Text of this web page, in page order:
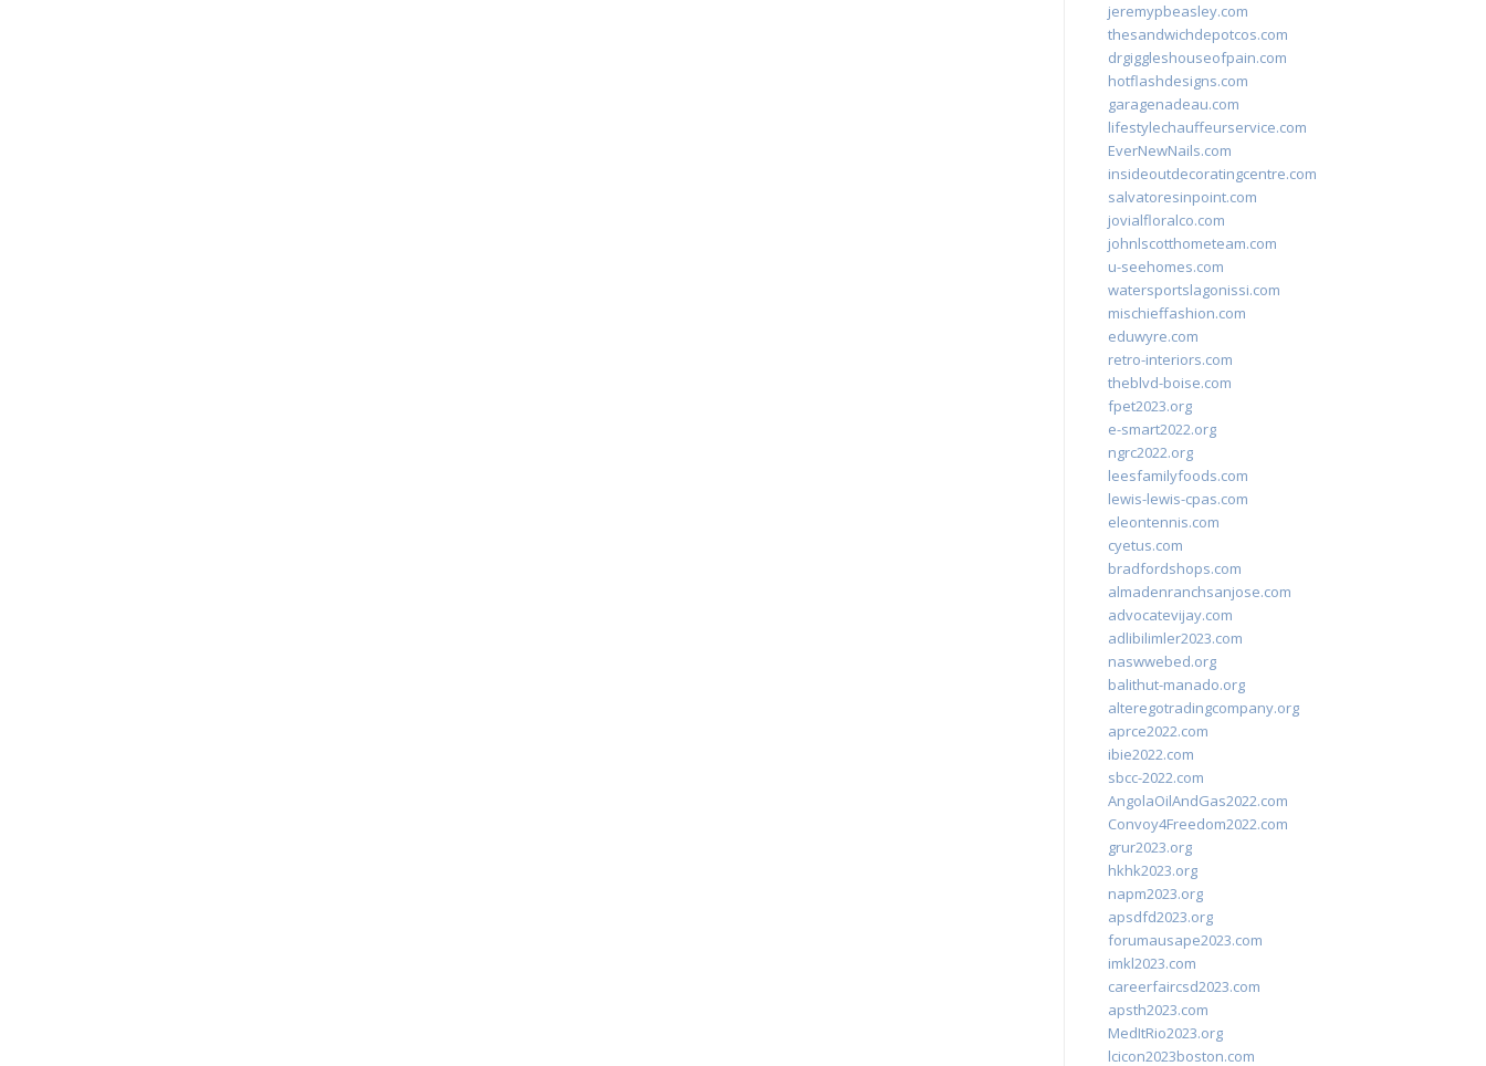
jeremypbeasley.com
thesandwichdepotcos.com
drgiggleshouseofpain.com
hotflashdesigns.com
garagenadeau.com
lifestylechauffeurservice.com
EverNewNails.com
insideoutdecoratingcentre.com
salvatoresinpoint.com
jovialfloralco.com
johnlscotthometeam.com
u-seehomes.com
watersportslagonissi.com
mischieffashion.com
eduwyre.com
retro-interiors.com
theblvd-boise.com
fpet2023.org
e-smart2022.org
ngrc2022.org
leesfamilyfoods.com
lewis-lewis-cpas.com
eleontennis.com
cyetus.com
bradfordshops.com
almadenranchsanjose.com
advocatevijay.com
adlibilimler2023.com
naswwebed.org
balithut-manado.org
alteregotradingcompany.org
aprce2022.com
ibie2022.com
sbcc-2022.com
AngolaOilAndGas2022.com
Convoy4Freedom2022.com
grur2023.org
hkhk2023.org
napm2023.org
apsdfd2023.org
forumausape2023.com
imkl2023.com
careerfaircsd2023.com
apsth2023.com
MedItRio2023.org
lcicon2023boston.com